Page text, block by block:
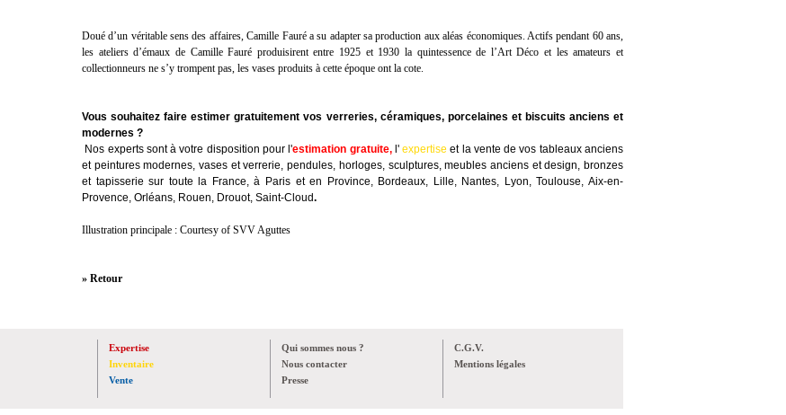
Doué d’un véritable sens des affaires, Camille Fauré a su adapter sa production aux aléas économiques. Actifs pendant 60 ans,
les ateliers d’émaux de Camille Fauré produisirent entre 1925 et 1930 la quintessence de l’Art Déco et les amateurs et
collectionneurs ne s’y trompent pas, les vases produits à cette époque ont la cote.
Vous souhaitez faire estimer gratuitement vos verreries, céramiques, porcelaines et biscuits anciens et
modernes ?
Nos experts sont à votre disposition pour l'estimation gratuite, l'expertise et la vente de vos tableaux anciens
et peintures modernes, vases et verrerie, pendules, horloges, sculptures, meubles anciens et design, bronzes
et tapisserie sur toute la France, à Paris et en Province, Bordeaux, Lille, Nantes, Lyon, Toulouse, Aix-en-
Provence, Orléans, Rouen, Drouot, Saint-Cloud.
Illustration principale : Courtesy of SVV Aguttes
» Retour
Expertise
Inventaire
Vente
Qui sommes nous ?
Nous contacter
Presse
C.G.V.
Mentions légales